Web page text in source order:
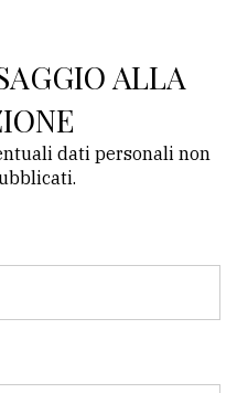
ALLA
dati personali non